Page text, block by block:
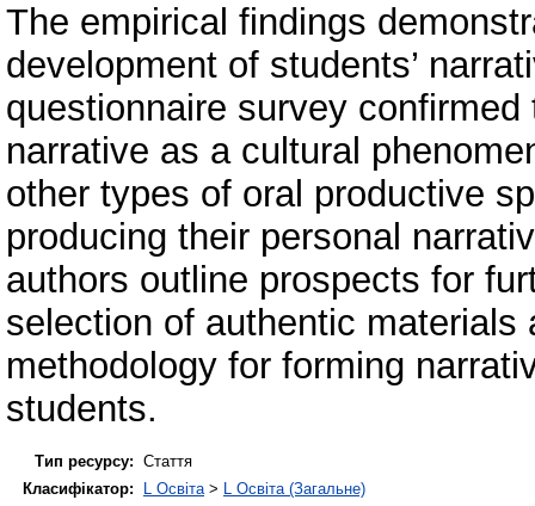
The empirical findings
development of students’
questionnaire survey
narrative as a cultural
other types of oral productive
producing their personal
authors outline prospects for
selection of authentic materials
methodology for forming
students.
Тип ресурсу: Стаття
Класифікатор:
L Освіта> L Освіта (Загальне)